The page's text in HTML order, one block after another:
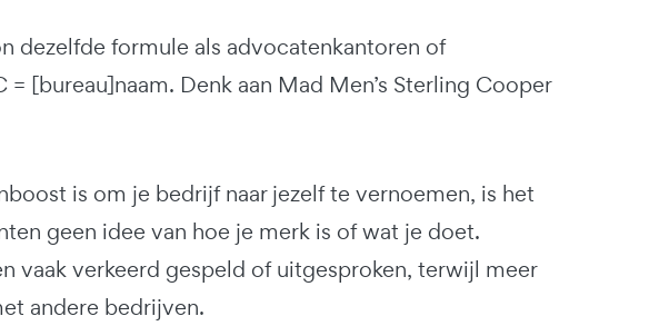
dezelfde formule als advocatenkantoren of
= [bureau]naam. Denk aan Mad Men’s Sterling Cooper
is om je bedrijf naar jezelf te vernoemen, is het
geen idee van hoe je merk is of wat je doet.
vaak verkeerd gespeld of uitgesproken, terwijl meer
andere bedrijven.